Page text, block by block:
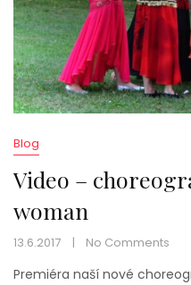
Blog
Video –
woman
13.6.2017 No Comments
Premiéra naší nové